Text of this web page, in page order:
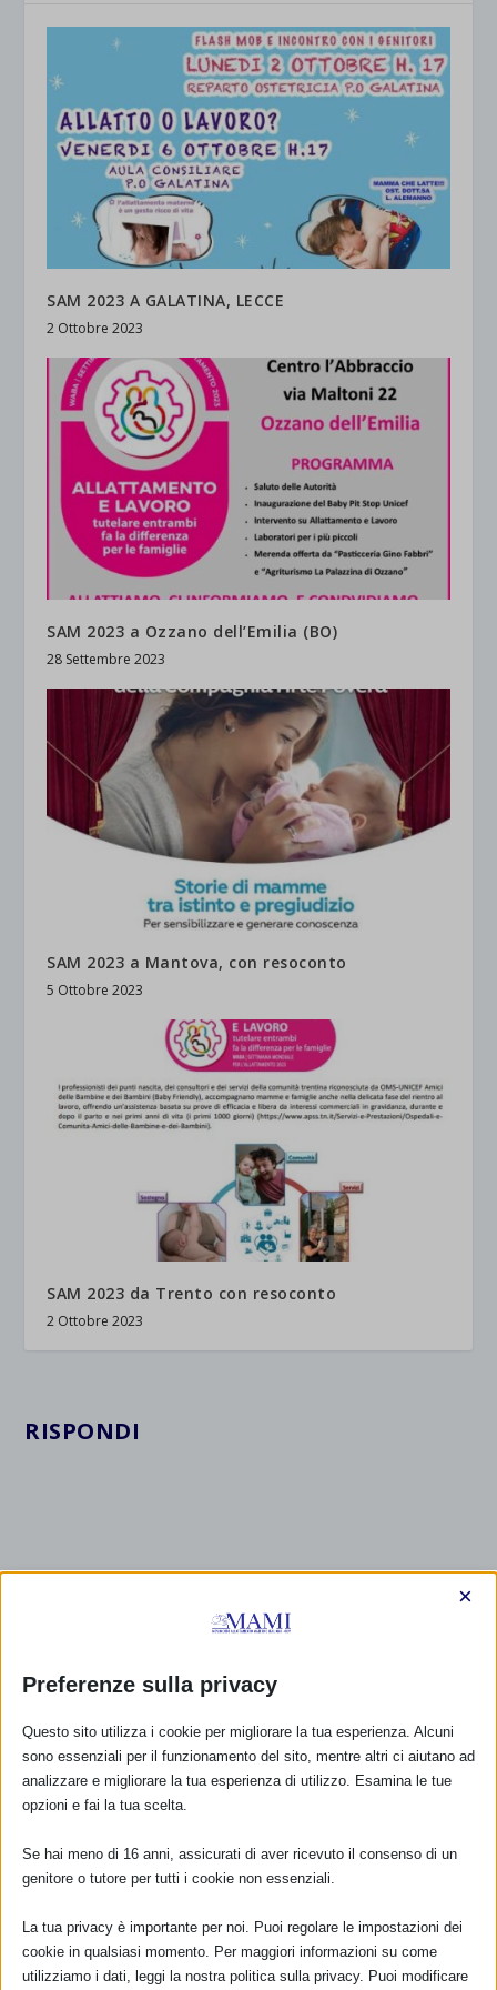
SAM 2023 A GALATINA, LECCE
2 Ottobre 2023
SAM 2023 a Ozzano dell’Emilia (BO)
28 Settembre 2023
SAM 2023 a Mantova, con resoconto
5 Ottobre 2023
SAM 2023 da Trento con resoconto
2 Ottobre 2023
RISPONDI
Preferenze sulla privacy
×
Questo sito utilizza i cookie per migliorare la tua esperienza. Alcuni
sono essenziali per il funzionamento del sito, mentre altri ci aiutano ad
analizzare e migliorare la tua esperienza di utilizzo. Esamina le tue
opzioni e fai la tua scelta.
Se hai meno di 16 anni, assicurati di aver ricevuto il consenso di un
genitore o tutore per tutti i cookie non essenziali.
La tua privacy è importante per noi. Puoi regolare le impostazioni dei
cookie in qualsiasi momento. Per maggiori informazioni su come
utilizziamo i dati, leggi la nostra politica sulla privacy. Puoi modificare